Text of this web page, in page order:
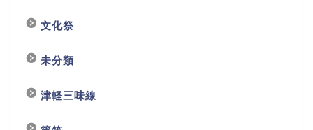
文化祭
未分類
津軽三味線